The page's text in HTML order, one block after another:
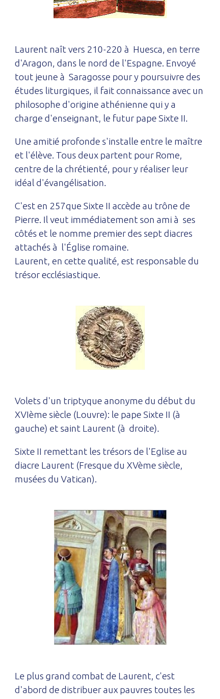
Laurent naît vers 210-220 à Huesca, en terre
d'Aragon, dans le nord de l'Espagne. Envoyé
tout jeune à Saragosse pour y poursuivre des
études liturgiques, il fait connaissance avec un
philosophe d'origine athénienne qui y a
charge d'enseignant, le futur pape Sixte II.
Une amitié profonde s'installe entre le maître
et l'élève. Tous deux partent pour Rome,
centre de la chrétienté, pour y réaliser leur
idéal d'évangélisation.
C'est en 257que Sixte II accède au trône de
Pierre. Il veut immédiatement son ami à ses
côtés et le nomme premier des sept diacres
attachés à l'Église romaine.
Laurent, en cette qualité, est responsable du
trésor ecclésiastique.
Volets d'un triptyque anonyme du début du
XVIème siècle (Louvre): le pape Sixte II (à
gauche) et saint Laurent (à droite).
Sixte II remettant les trésors de l'Eglise au
diacre Laurent (Fresque du XVème siècle,
musées du Vatican).
Le plus grand combat de Laurent, c'est
d'abord de distribuer aux pauvres toutes les